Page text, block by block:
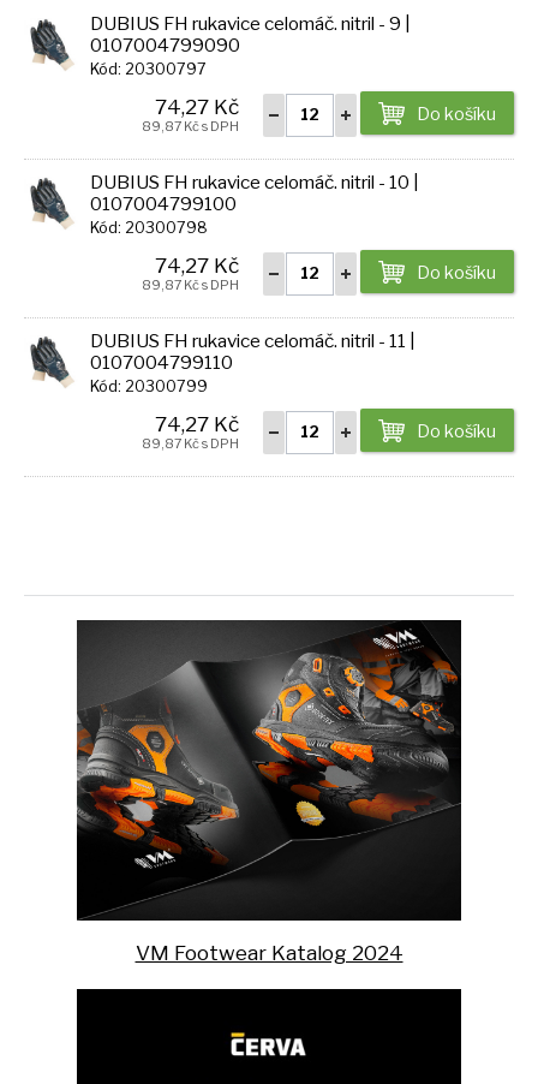
DUBIUS FH rukavice celomáč. nitril - 9 |
0107004799090
Kód: 20300797
Do košíku
74,27 Kč
89,87 Kč s DPH
DUBIUS FH rukavice celomáč. nitril - 10 |
0107004799100
Kód: 20300798
Do košíku
74,27 Kč
89,87 Kč s DPH
DUBIUS FH rukavice celomáč. nitril - 11 |
0107004799110
Kód: 20300799
Do košíku
74,27 Kč
89,87 Kč s DPH
VM Footwear Katalog 2024